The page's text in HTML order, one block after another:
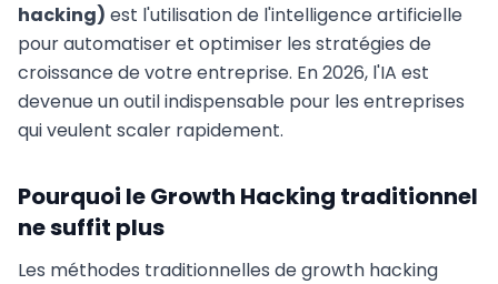
hacking) est l'utilisation de l'intelligence artificielle
pour automatiser et optimiser les stratégies de
croissance de votre entreprise. En 2026, l'IA est
devenue un outil indispensable pour les entreprises
qui veulent scaler rapidement.
Pourquoi le Growth Hacking traditionnel
ne suffit plus
Les méthodes traditionnelles de growth hacking